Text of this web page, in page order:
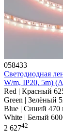
058433
Светодиодная
W/m, IP20, 5m)
Red | Красный
Green | Зелёный
Blue | Синий 470
White | Белый
2 62742